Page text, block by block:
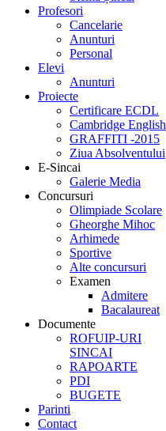
Profesori
Cancelarie
Anunturi
Personal
Elevi
Anunturi
Proiecte
Certificare ECDL
Cambridge English
GRAFFITI -2015
Ziua Absolventului
E-Sincai
Galerie Media
Concursuri
Olimpiade Scolare
Gheorghe Mihoc
Arhimede
Sportive
Alte concursuri
Examen
Admitere
Bacalaureat
Documente
ROFUIP-URI
SINCAI
RAPOARTE
PDI
BUGETE
Parinti
Contact